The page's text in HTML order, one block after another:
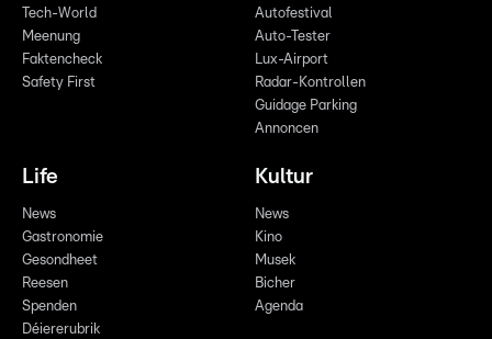
Tech-World
Meenung
Faktencheck
Safety First
Autofestival
Auto-Tester
Lux-Airport
Radar-Kontrollen
Guidage Parking
Annoncen
Life
News
Gastronomie
Gesondheet
Reesen
Spenden
Déiererubrik
Kultur
News
Kino
Musek
Bicher
Agenda